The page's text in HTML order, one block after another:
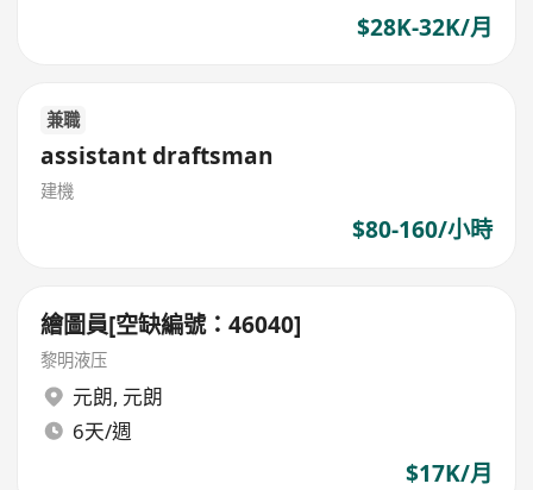
$28K-32K/月
兼職
assistant draftsman
建機
$80-160/小時
繪圖員[空缺編號：46040]
黎明液压
元朗, 元朗
6天/週
$17K/月